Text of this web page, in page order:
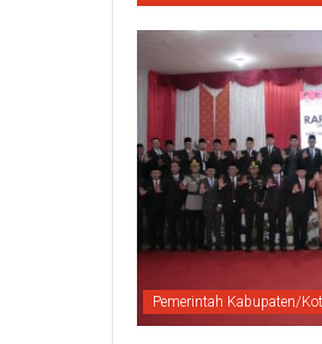
Pemerintah Kabupaten/